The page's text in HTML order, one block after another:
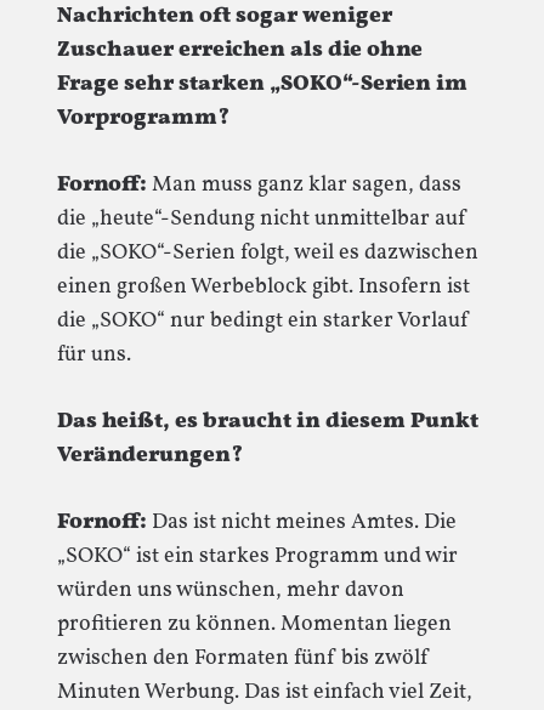
Nachrichten oft sogar weniger
Zuschauer erreichen als die ohne
Frage sehr starken „SOKO“-Serien im
Vorprogramm?
Fornoff: Man muss ganz klar sagen, dass
die „heute“-Sendung nicht unmittelbar auf
die „SOKO“-Serien folgt, weil es dazwischen
einen großen Werbeblock gibt. Insofern ist
die „SOKO“ nur bedingt ein starker Vorlauf
für uns.
Das heißt, es braucht in diesem Punkt
Veränderungen?
Fornoff: Das ist nicht meines Amtes. Die
„SOKO“ ist ein starkes Programm und wir
würden uns wünschen, mehr davon
profitieren zu können. Momentan liegen
zwischen den Formaten fünf bis zwölf
Minuten Werbung. Das ist einfach viel Zeit,